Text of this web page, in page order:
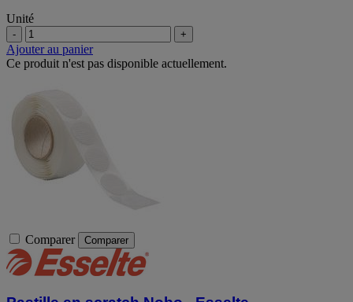
Unité
- +
Ajouter au panier
Ce produit n'est pas disponible actuellement.
Comparer Comparer